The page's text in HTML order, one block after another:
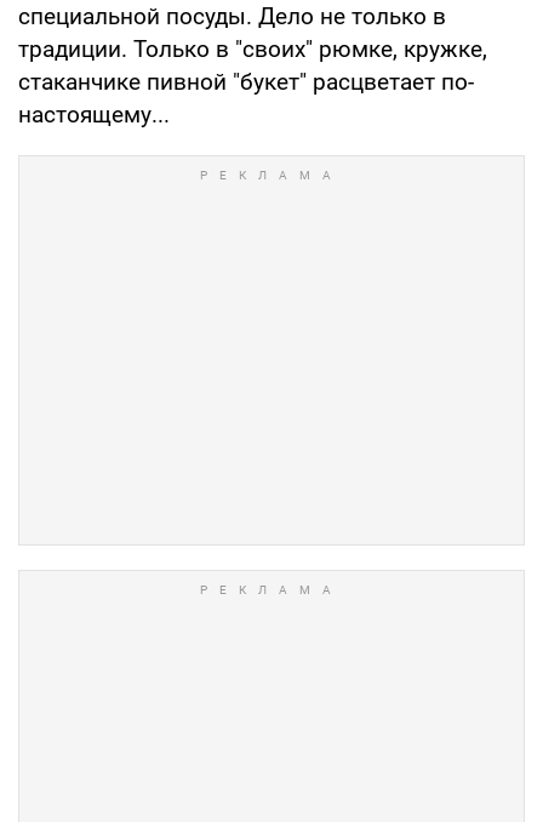
специальной посуды. Дело не только в
традиции. Только в "своих" рюмке, кружке,
стаканчике пивной "букет" расцветает по-
настоящему...